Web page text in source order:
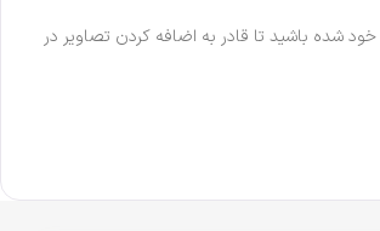
شده باشید تا قادر به اضافه کردن تصاویر در